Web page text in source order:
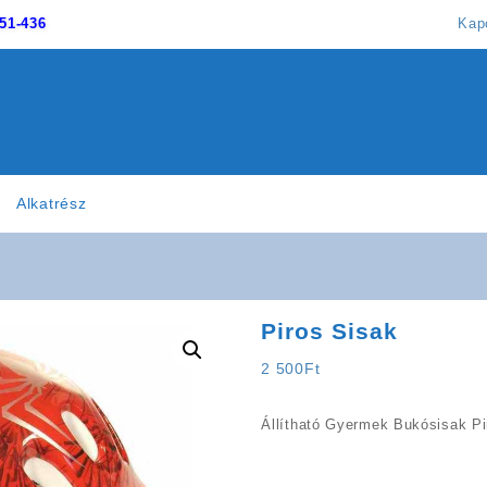
436
Alkatrész
Piros Sisak
2 500Ft
Állítható Gyermek Bukósisak